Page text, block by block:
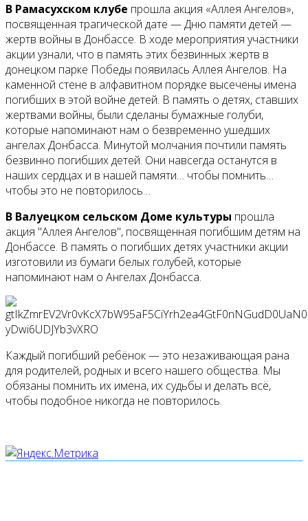
В Рамасухском клубе прошла акция «Аллея Ангелов»,
посвященная трагической дате — Дню памяти детей —
жертв войны в Донбассе. В ходе мероприятия участники
акции узнали, что в память этих безвинных жертв в
донецком парке Победы появилась Аллея Ангелов. На
каменной стене в алфавитном порядке высечены имена
погибших в этой войне детей. В память о детях, ставших
жертвами войны, были сделаны бумажные голуби,
которые напоминают нам о безвременно ушедших
ангелах Донбасса. Минутой молчания почтили память
безвинно погибших детей. Они навсегда останутся в
наших сердцах и в нашей памяти… чтобы помнить…
чтобы это не повторилось…
В Валуецком сельском Доме культуры прошла
акция "Аллея Ангелов", посвященная погибшим детям на
Донбассе. В память о погибших детях участники акции
изготовили из бумаги белых голубей, которые
напоминают нам о Ангелах Донбасса.
Каждый погибший ребёнок — это незаживающая рана
для родителей, родных и всего нашего общества. Мы
обязаны помнить их имена, их судьбы и делать всё,
чтобы подобное никогда не повторилось.